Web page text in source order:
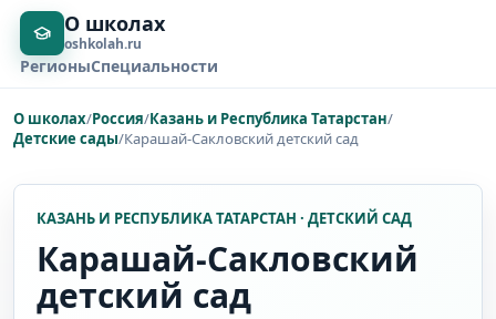
О школах
oshkolah.ru
РегионыСпециальности
О школах/Россия/Казань и Республика Татарстан/
Детские сады/Карашай-Сакловский детский сад
КАЗАНЬ И РЕСПУБЛИКА ТАТАРСТАН · ДЕТСКИЙ САД
Карашай-Сакловский
детский сад